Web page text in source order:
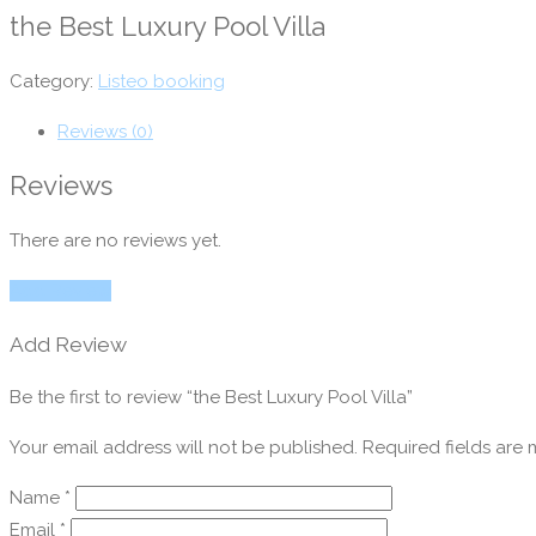
the Best Luxury Pool Villa
Category: Listeo booking
Reviews (0)
Reviews
There are no reviews yet.
Add Review
Be the first to review “the Best Luxury Pool Villa”
Your email address will not be published. Required fields are
Name *
Email *